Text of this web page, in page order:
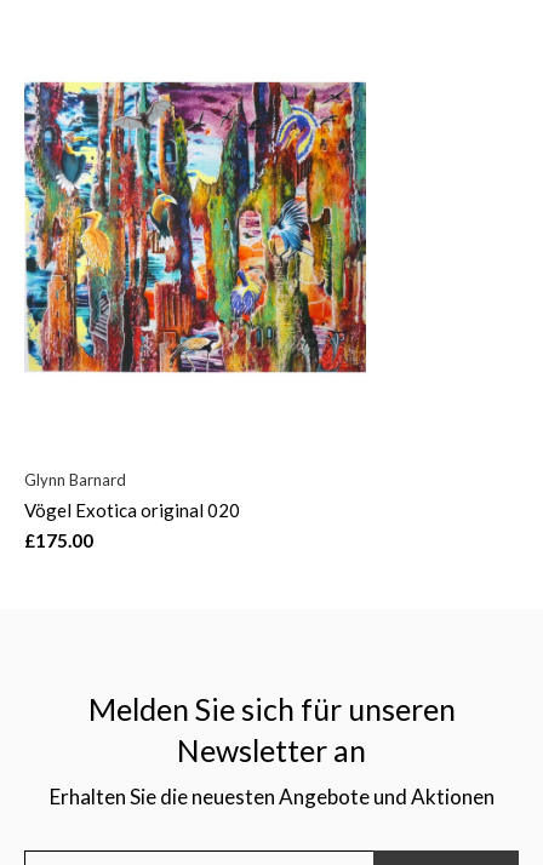
Glynn Barnard
Vögel Exotica original 020
£175.00
Melden Sie sich für unseren
Newsletter an
Erhalten Sie die neuesten Angebote und Aktionen